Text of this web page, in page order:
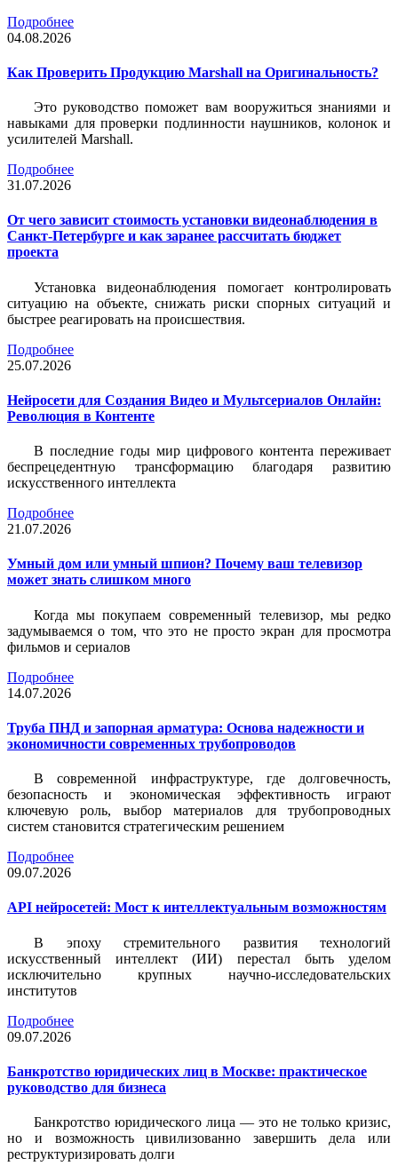
Подробнее
04.08.2026
Как Проверить Продукцию Marshall на Оригинальность?
Это руководство поможет вам вооружиться знаниями и
навыками для проверки подлинности наушников, колонок и
усилителей Marshall.
Подробнее
31.07.2026
От чего зависит стоимость установки видеонаблюдения в
Санкт-Петербурге и как заранее рассчитать бюджет
проекта
Установка видеонаблюдения помогает контролировать
ситуацию на объекте, снижать риски спорных ситуаций и
быстрее реагировать на происшествия.
Подробнее
25.07.2026
Нейросети для Создания Видео и Мультсериалов Онлайн:
Революция в Контенте
В последние годы мир цифрового контента переживает
беспрецедентную трансформацию благодаря развитию
искусственного интеллекта
Подробнее
21.07.2026
Умный дом или умный шпион? Почему ваш телевизор
может знать слишком много
Когда мы покупаем современный телевизор, мы редко
задумываемся о том, что это не просто экран для просмотра
фильмов и сериалов
Подробнее
14.07.2026
Труба ПНД и запорная арматура: Основа надежности и
экономичности современных трубопроводов
В современной инфраструктуре, где долговечность,
безопасность и экономическая эффективность играют
ключевую роль, выбор материалов для трубопроводных
систем становится стратегическим решением
Подробнее
09.07.2026
API нейросетей: Мост к интеллектуальным возможностям
В эпоху стремительного развития технологий
искусственный интеллект (ИИ) перестал быть уделом
исключительно крупных научно-исследовательских
институтов
Подробнее
09.07.2026
Банкротство юридических лиц в Москве: практическое
руководство для бизнеса
Банкротство юридического лица — это не только кризис,
но и возможность цивилизованно завершить дела или
реструктуризировать долги